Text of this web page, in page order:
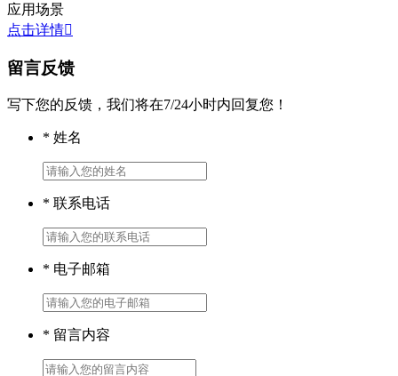
应用场景
点击详情
留言反馈
写下您的反馈，我们将在7/24小时内回复您！
* 姓名
* 联系电话
* 电子邮箱
* 留言内容